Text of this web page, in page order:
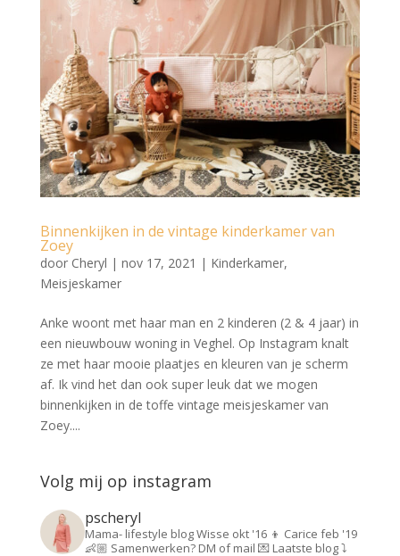
Binnenkijken in de vintage kinderkamer van
Zoey
door Cheryl | nov 17, 2021 | Kinderkamer,
Meisjeskamer
Anke woont met haar man en 2 kinderen (2 & 4 jaar) in
een nieuwbouw woning in Veghel. Op Instagram knalt
ze met haar mooie plaatjes en kleuren van je scherm
af. Ik vind het dan ook super leuk dat we mogen
binnenkijken in de toffe vintage meisjeskamer van
Zoey....
Volg mij op instagram
pscheryl
Mama- lifestyle blogWisse okt '16 👦 Carice feb '19
👶🏼 Samenwerken? DM of mail 💌Laatste blog ⤵️